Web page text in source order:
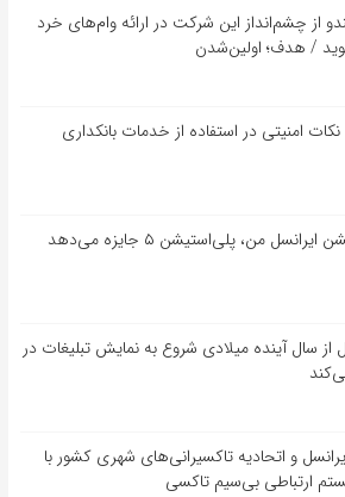
از چشم‌انداز این شرکت در ارائه وام‌های خرد
/ هدف؛ اولین‌شدن
امنیتی در استفاده از خدمات بانکداری
من، پلی‌استیشن ۵ جایزه می‌دهد
از سال آینده میلادی شروع به نمایش تبلیغات در
و اتحادیه تاکسیرانی‌های شهری کشور با
ارتباطی بی‌سیم تاکسی